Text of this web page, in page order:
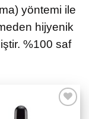
yöntemi ile
hijyenik
%100 saf